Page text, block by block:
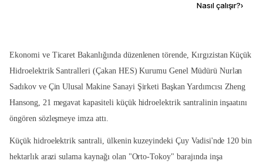
Nasıl çalışır?›
Ekonomi ve Ticaret Bakanlığında düzenlenen törende, Kırgızistan Küçük
Hidroelektrik Santralleri (Çakan HES) Kurumu Genel Müdürü Nurlan
Sadıkov ve Çin Ulusal Makine Sanayi Şirketi Başkan Yardımcısı Zheng
Hansong, 21 megavat kapasiteli küçük hidroelektrik santralinin inşaatını
öngören sözleşmeye imza attı.
Küçük hidroelektrik santrali, ülkenin kuzeyindeki Çuy Vadisi'nde 120 bin
hektarlık arazi sulama kaynağı olan "Orto-Tokoy" barajında inşa